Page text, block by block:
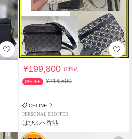
¥199,800送料込
6%OFF ¥214,500
CELINE
PERSONAL SHOPPER
はひふへ香港